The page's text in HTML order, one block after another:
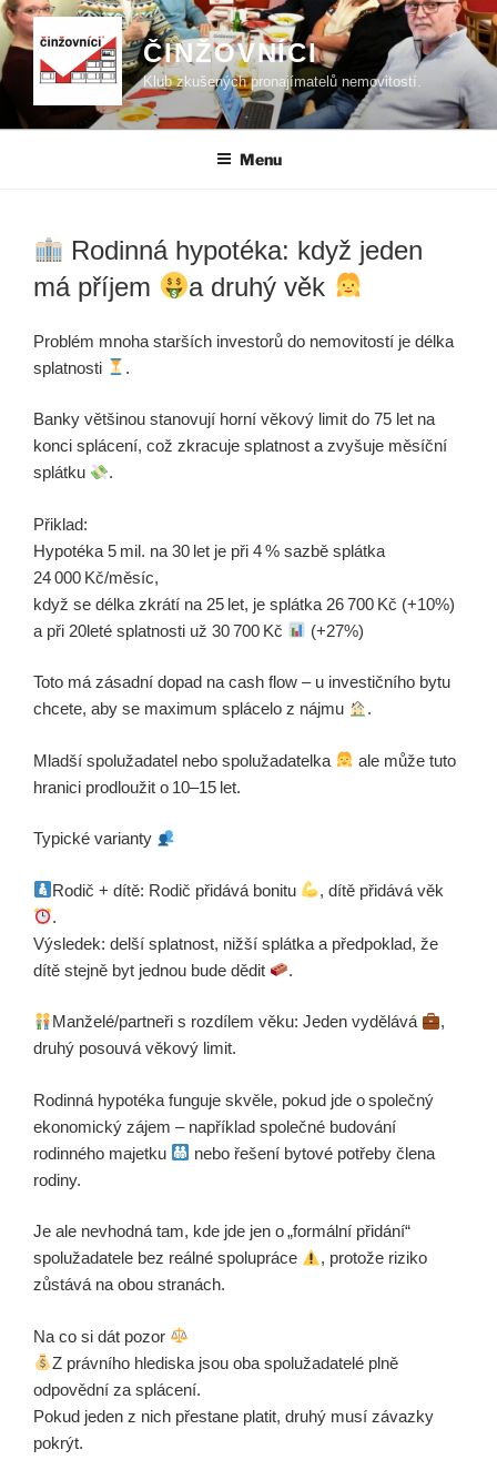
Přejít
obsahu
ČINŽOVNÍCI
Klub zkušených pronajímatelů nemovitostí.
Menu
Rodinná hypotéka: když jeden
má příjem
a druhý věk
Problém mnoha starších investorů do nemovitostí je délka
splatnosti
.
Banky většinou stanovují horní věkový limit do 75 let na
konci splácení, což zkracuje splatnost a zvyšuje měsíční
splátku
.
Přiklad:
Hypotéka 5 mil. na 30 let je při 4 % sazbě splátka
24 000 Kč/měsíc,
když se délka zkrátí na 25 let, je splátka 26 700 Kč (+10%)
a při 20leté splatnosti už 30 700 Kč
(+27%)
Toto má zásadní dopad na cash flow – u investičního bytu
chcete, aby se maximum splácelo z nájmu
.
Mladší spolužadatel nebo spolužadatelka
ale může tuto
hranici prodloužit o 10–15 let.
Typické varianty
Rodič + dítě: Rodič přidává bonitu
, dítě přidává věk
.
Výsledek: delší splatnost, nižší splátka a předpoklad, že
dítě stejně byt jednou bude dědit
.
Manželé/partneři s rozdílem věku: Jeden vydělává
,
druhý posouvá věkový limit.
Rodinná hypotéka funguje skvěle, pokud jde o společný
ekonomický zájem – například společné budování
rodinného majetku
nebo řešení bytové potřeby člena
rodiny.
Je ale nevhodná tam, kde jde jen o „formální přidání“
spolužadatele bez reálné spolupráce
, protože riziko
zůstává na obou stranách.
Na co si dát pozor
Z právního hlediska jsou oba spolužadatelé plně
odpovědní za splácení.
Pokud jeden z nich přestane platit, druhý musí závazky
pokrýt.